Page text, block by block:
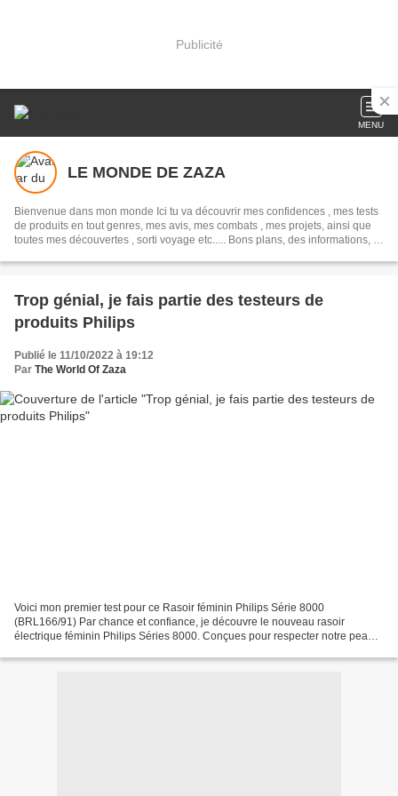
Publicité
MENU
LE MONDE DE ZAZA
Bienvenue dans mon monde Ici tu va découvrir mes confidences , mes tests
de produits en tout genres, mes avis, mes combats , mes projets, ainsi que
toutes mes découvertes , sorti voyage etc..... Bons plans, des informations, et
Tata et mamie. Suis-moi sur mes comptes : Instagram theworldofzaza ou
Trop génial, je fais partie des testeurs de
produits Philips
Publié le 11/10/2022 à 19:12
Par The World Of Zaza
Voici mon premier test pour ce Rasoir féminin Philips Série 8000
(BRL166/91) Par chance et confiance, je découvre le nouveau rasoir
électrique féminin Philips Séries 8000. Conçues pour respecter notre peau